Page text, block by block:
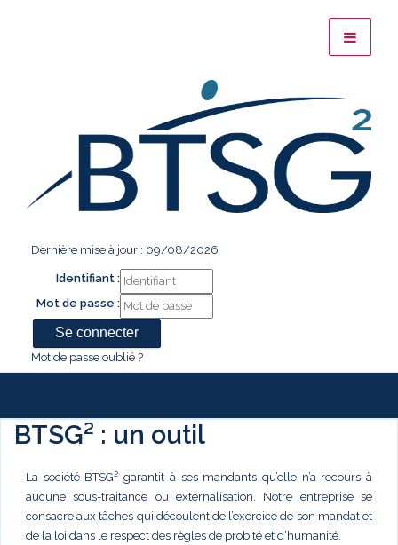
Dernière mise à jour : 09/08/2026
Identifiant :
Mot de passe :
Mot de passe oublié ?
BTSG² : un outil
La société BTSG² garantit à ses mandants qu’elle n’a recours à
aucune sous-traitance ou externalisation. Notre entreprise se
consacre aux tâches qui découlent de l’exercice de son mandat et
de la loi dans le respect des règles de probité et d’humanité.